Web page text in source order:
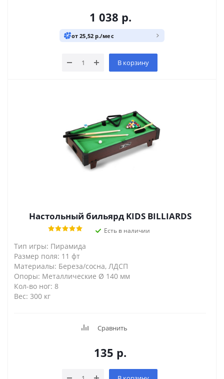
1 038 р.
от 25,52 р./мес
В корзину
Настольный бильярд KIDS BILLIARDS
Есть в наличии
Тип игры: Пирамида
Размер поля: 11 фт
Материалы: Береза/сосна, ЛДСП
Опоры: Металлические Ø 140 мм
Кол-во ног: 8
Вес: 300 кг
Сравнить
135 р.